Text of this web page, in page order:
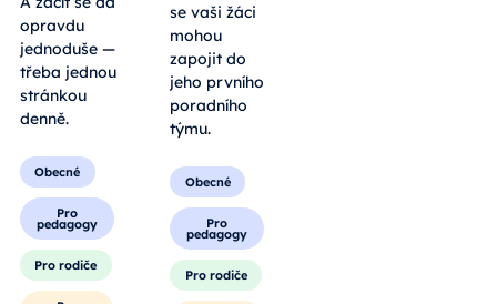
soustředění a
radost z knih.
A začít se dá
opravdu
jednoduše —
třeba jednou
denně.
Obecné
Pro
pedagogy
se vaši žáci
mohou
zapojit do
jeho prvního
poradního
týmu.
Obecné
Pro
pedagogy
Pro rodiče